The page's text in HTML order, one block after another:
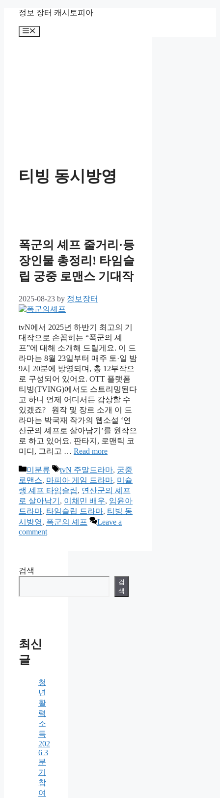
content
정보 장터 캐시토피아
Menu
티빙 동시방영
폭군의 셰프 줄거리·등
장인물 총정리! 타임슬
립 궁중 로맨스 기대작
2025-08-23 by 정보장터
tvN에서 2025년 하반기 최고의 기
대작으로 손꼽히는 “폭군의 셰
프”에 대해 소개해 드릴게요. 이 드
라마는 8월 23일부터 매주 토·일 밤
9시 20분에 방영되며, 총 12부작으
로 구성되어 있어요. OTT 플랫폼
티빙(TVING)에서도 스트리밍된다
고 하니 언제 어디서든 감상할 수
있겠죠? 원작 및 장르 소개 이 드
라마는 박국재 작가의 웹소설 ‘연
산군의 셰프로 살아남기’를 원작으
로 하고 있어요. 판타지, 로맨틱 코
미디, 그리고 … Read more
Categories
미분류 Tags
tvN 주말드라마, 궁중
로맨스, 마피아 게임 드라마, 미슐
랭 셰프 타임슬립, 연산군의 셰프
로 살아남기 , 이채민 배우, 임윤아
드라마, 타임슬립 드라마, 티빙 동
시방영, 폭군의 셰프
Leave a
comment
검색
검
색
최신
글
청
년
활
력
소
득
202
6 3
분
기
참
여